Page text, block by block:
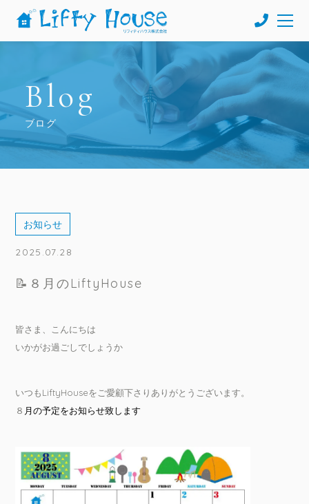
Blog
ブログ
お知らせ
2025.07.28
📝８月のLiftyHouse
皆さま、こんにちは
いかがお過ごしでしょうか
いつもLiftyHouseをご愛顧下さりありがとうございます。
８ 月の予定をお知らせ致します